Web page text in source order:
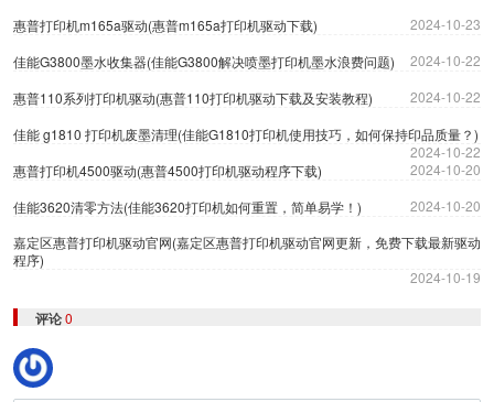
惠普打印机m165a驱动(惠普m165a打印机驱动下载)
2024-10-23
佳能G3800墨水收集器(佳能G3800解决喷墨打印机墨水浪费问题)
2024-10-22
惠普110系列打印机驱动(惠普110打印机驱动下载及安装教程)
2024-10-22
佳能 g1810 打印机废墨清理(佳能G1810打印机使用技巧，如何保持印品质量？)
2024-10-22
惠普打印机4500驱动(惠普4500打印机驱动程序下载)
2024-10-20
佳能3620清零方法(佳能3620打印机如何重置，简单易学！)
2024-10-20
嘉定区惠普打印机驱动官网(嘉定区惠普打印机驱动官网更新，免费下载最新驱动
程序)
2024-10-19
评论0